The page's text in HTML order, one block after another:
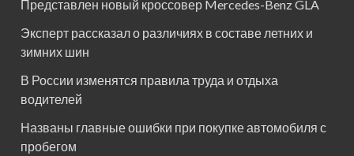
Представлен новый кроссовер Mercedes-Benz GLA
Эксперт рассказал о различиях в составе летних и
зимних шин
В России изменятся правила труда и отдыха
водителей
Названы главные ошибки при покупке автомобиля с
пробегом